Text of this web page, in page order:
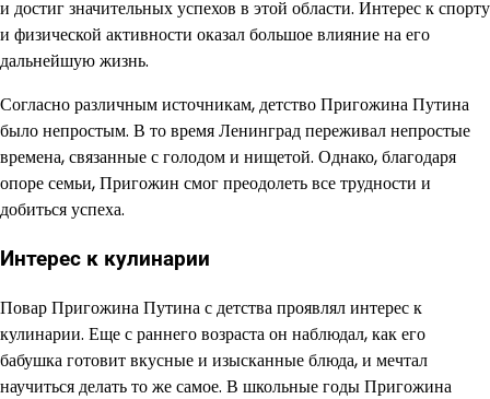
и достиг значительных успехов в этой области. Интерес к спорту
и физической активности оказал большое влияние на его
дальнейшую жизнь.
Согласно различным источникам, детство Пригожина Путина
было непростым. В то время Ленинград переживал непростые
времена, связанные с голодом и нищетой. Однако, благодаря
опоре семьи, Пригожин смог преодолеть все трудности и
добиться успеха.
Интерес к кулинарии
Повар Пригожина Путина с детства проявлял интерес к
кулинарии. Еще с раннего возраста он наблюдал, как его
бабушка готовит вкусные и изысканные блюда, и мечтал
научиться делать то же самое. В школьные годы Пригожина